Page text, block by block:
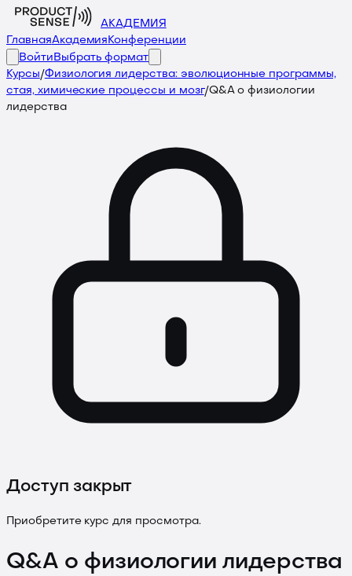
АКАДЕМИЯ
ГлавнаяАкадемия Конференции
Войти Выбрать формат
Курсы/Физиология лидерства: эволюционные программы,
стая, химические процессы и мозг/Q&A о физиологии
лидерства
Доступ закрыт
Приобретите курс для просмотра.
Q&A о физиологии лидерства